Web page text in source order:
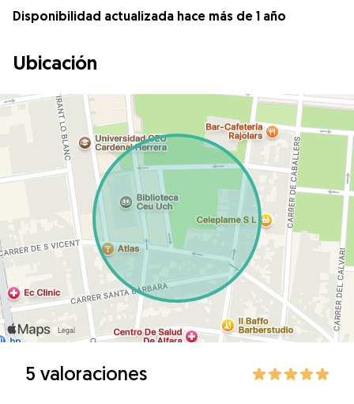
Disponibilidad actualizada hace más de 1 año
Ubicación
5 valoraciones